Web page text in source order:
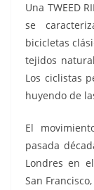
Una TWEED
se
bicicletas
tejidos
Los ciclistas
huyendo de
El
pasada
Londres en
San